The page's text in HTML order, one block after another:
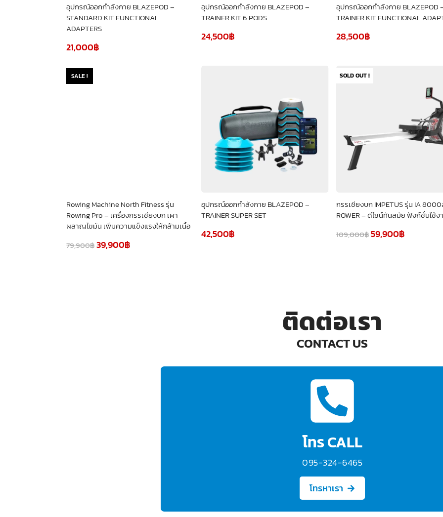
อุปกรณ์ออกกำลังกาย BLAZEPOD –
STANDARD KIT FUNCTIONAL
ADAPTERS
21,000฿
อุปกรณ์ออกกำลังกาย BLAZEPOD –
TRAINER KIT 6 PODS
24,500฿
อุปกรณ์ออกกำลังกาย BLAZEPOD
TRAINER KIT FUNCTIONAL
28,500฿
SALE !
Rowing Machine North Fitness รุ่น
Rowing Pro – เครื่องกรรเชียงบก เผา
ผลาญไขมัน เพิ่มความแข็งแรงให้กล้ามเนื้อ
79,900฿39,900฿
อุปกรณ์ออกกำลังกาย BLAZEPOD –
TRAINER SUPER SET
42,500฿
SOLD OUT !
กรรเชียงบก IMPETUS รุ่น IA
ROWER – ดีไซน์ทันสมัย ฟังก์ชั่นใช้ง
109,000฿59,900฿
CONTACT US
ติดต่อเรา
095-324-6465
โทร CALL
โทรหาเรา